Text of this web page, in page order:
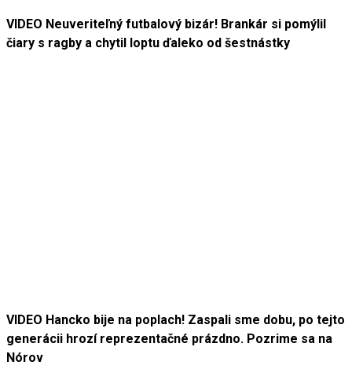
VIDEO Neuveriteľný futbalový bizár! Brankár si pomýlil
čiary s ragby a chytil loptu ďaleko od šestnástky
VIDEO Hancko bije na poplach! Zaspali sme dobu, po tejto
generácii hrozí reprezentačné prázdno. Pozrime sa na
Nórov